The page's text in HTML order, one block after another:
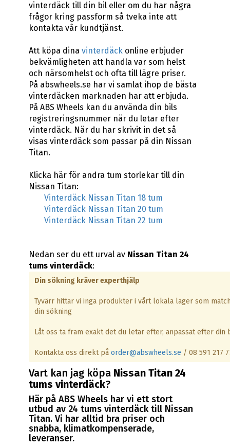
vinterdäck till din bil eller om du har några
frågor kring passform så tveka inte att
kontakta vår kundtjänst.
Att köpa dinavinterdäck online erbjuder
bekvämligheten att handla var som helst
och närsomhelst och ofta till lägre priser.
På abswheels.se har vi samlat ihop de bästa
vinterdäcken marknaden har att erbjuda.
På ABS Wheels kan du använda din bils
registreringsnummer när du letar efter
vinterdäck. När du har skrivit in det så
visas vinterdäck som passar på din Nissan
Titan.
Klicka här för andra tum storlekar till din
Nissan Titan:
Vinterdäck Nissan Titan 18 tum
Vinterdäck Nissan Titan 20 tum
Vinterdäck Nissan Titan 22 tum
Nedan ser du ett urval av Nissan Titan 24
tums vinterdäck:
Din sökning kräver experthjälp
Tyvärr hittar vi inga produkter i vårt lokala lager som
din sökning
Låt oss ta fram exakt det du letar efter, anpassat efter din
Kontakta oss direkt påorder@abswheels.se / 08 591 217
Vart kan jag köpa Nissan Titan 24
tums vinterdäck?
Här på ABS Wheels har vi ett stort
utbud av 24 tums vinterdäck till Nissan
Titan. Vi har alltid bra priser och
snabba, klimatkompenserade,
leveranser.